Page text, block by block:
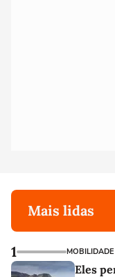
Mais lidas
1 MOBILIDADE
Eles